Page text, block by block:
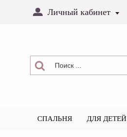
Личный кабинет
СПАЛЬНЯ ДЛЯ ДЕТЕЙ